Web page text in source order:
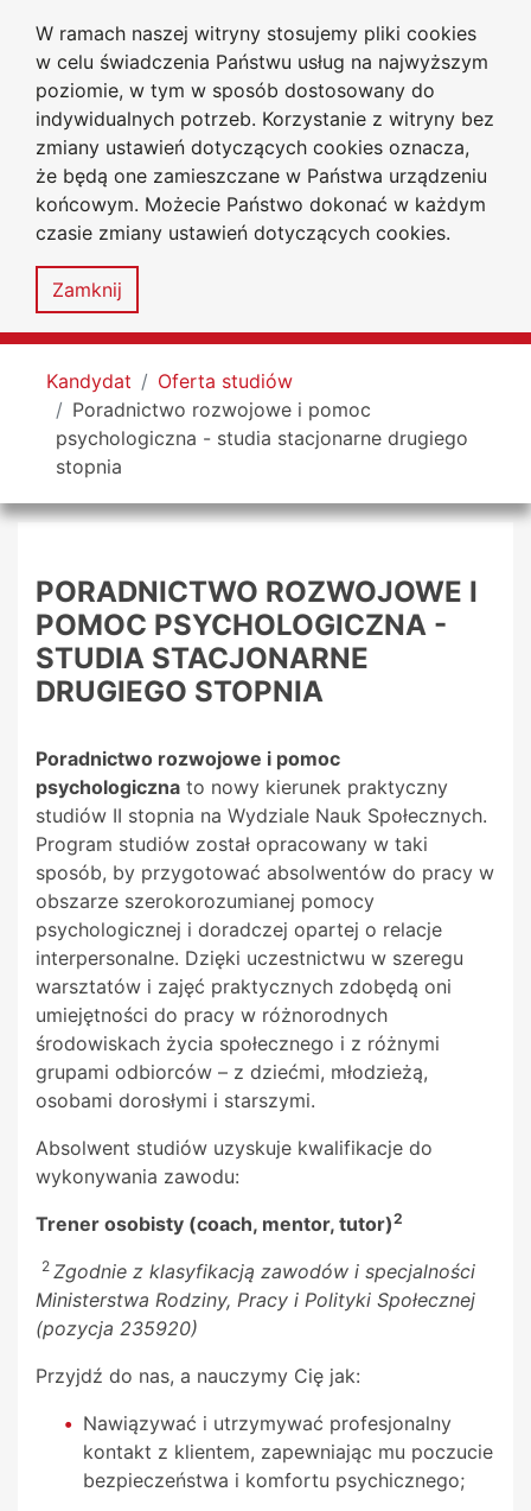
W ramach naszej witryny stosujemy pliki cookies
w celu świadczenia Państwu usług na najwyższym
poziomie, w tym w sposób dostosowany do
indywidualnych potrzeb. Korzystanie z witryny bez
zmiany ustawień dotyczących cookies oznacza,
że będą one zamieszczane w Państwa urządzeniu
końcowym. Możecie Państwo dokonać w każdym
czasie zmiany ustawień dotyczących cookies.
Zamknij
Przejdź do głównego menu
Przejdź do treści
Przejdź do wyszukiwarki
Przejdź do mapy serwisu
Uniwersytet
Jana Długosza
w Częstochowie
Wydział Nauk Społecznych
Deklaracja
Mapa
MENU
Tutaj jesteś
Kandydat
Oferta studiów
Poradnictwo rozwojowe i pomoc
psychologiczna - studia stacjonarne drugiego
stopnia
PORADNICTWO ROZWOJOWE I
POMOC PSYCHOLOGICZNA -
STUDIA STACJONARNE
DRUGIEGO STOPNIA
Poradnictwo rozwojowe i pomoc
psychologiczna to nowy kierunek praktyczny
studiów II stopnia na Wydziale Nauk Społecznych.
Program studiów został opracowany w taki
sposób, by przygotować absolwentów do pracy w
obszarze szerokorozumianej pomocy
psychologicznej i doradczej opartej o relacje
interpersonalne. Dzięki uczestnictwu w szeregu
warsztatów i zajęć praktycznych zdobędą oni
umiejętności do pracy w różnorodnych
środowiskach życia społecznego i z różnymi
grupami odbiorców – z dziećmi, młodzieżą,
osobami dorosłymi i starszymi.
Absolwent studiów uzyskuje kwalifikacje do
wykonywania zawodu:
Trener osobisty (coach, mentor, tutor)2
2 Zgodnie z klasyfikacją zawodów i specjalności
Ministerstwa Rodziny, Pracy i Polityki Społecznej
(pozycja 235920)
Przyjdź do nas, a nauczymy Cię jak:
Nawiązywać i utrzymywać profesjonalny
kontakt z klientem, zapewniając mu poczucie
bezpieczeństwa i komfortu psychicznego;